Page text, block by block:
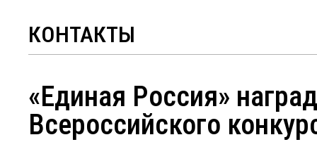
КОНТАКТЫ
«Единая Россия»
Всероссийского